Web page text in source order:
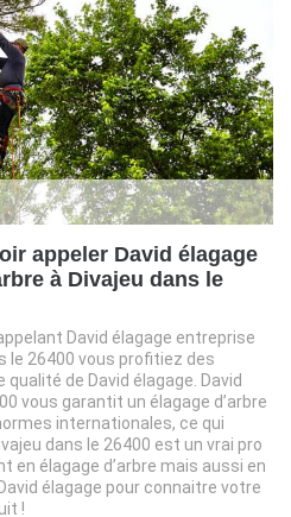
appeler David élagage
à Divajeu dans le
David élagage entreprise
le 26400 vous profitiez des
de David élagage. David
vous garantit un élagage d’arbre
internationales, ce qui
dans le 26400 est un vrai pro
en élagage d’arbre mais aussi en
élagage pour connaitre votre
!